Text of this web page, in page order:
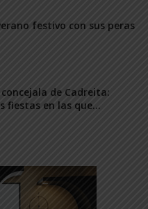
festivo con sus peras
de Cadreita:
fiestas en las que...